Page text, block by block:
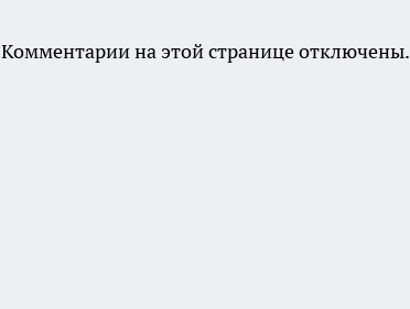
Комментарии на этой странице отключены.